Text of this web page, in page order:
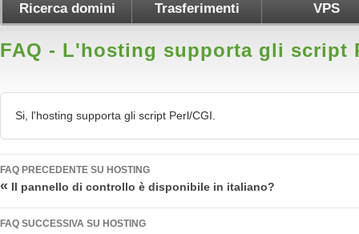
Ricerca domini Trasferimenti VPS
FAQ - L'hosting supporta gli script
Si, l'hosting supporta gli script Perl/CGI.
FAQ PRECEDENTE SU HOSTING
« Il pannello di controllo è disponibile in italiano?
FAQ SUCCESSIVA SU HOSTING